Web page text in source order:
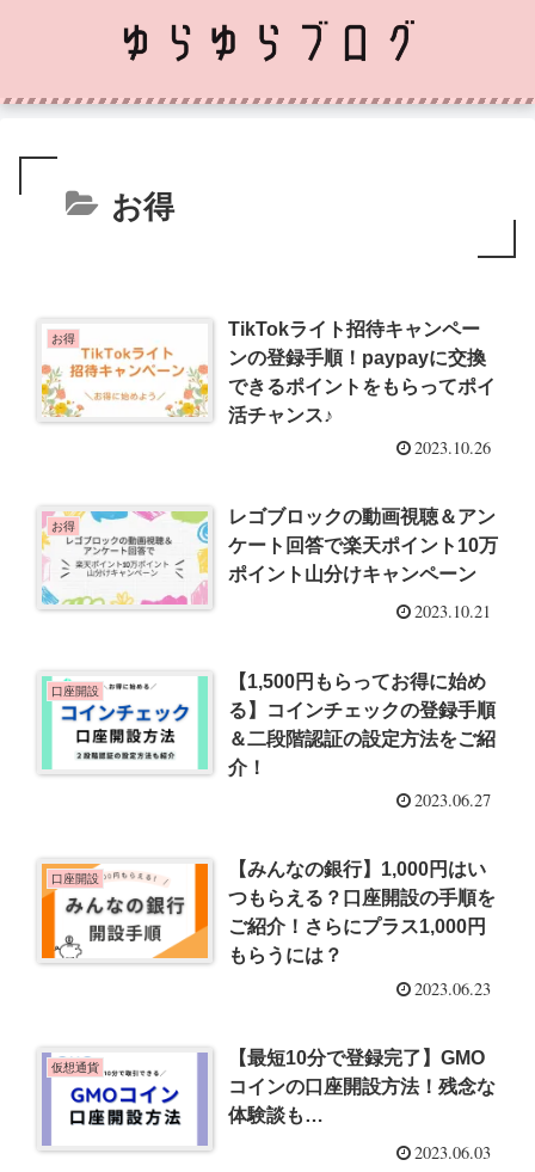
お得
お得
TikTokライト招待キャンペー
ンの登録手順！paypayに交換
できるポイントをもらってポイ
活チャンス♪
2023.10.26
お得
レゴブロックの動画視聴＆アン
ケート回答で楽天ポイント10万
ポイント山分けキャンペーン
2023.10.21
口座開設
【1,500円もらってお得に始め
る】コインチェックの登録手順
＆二段階認証の設定方法をご紹
介！
2023.06.27
口座開設
【みんなの銀行】1,000円はい
つもらえる？口座開設の手順を
ご紹介！さらにプラス1,000円
もらうには？
2023.06.23
仮想通貨
【最短10分で登録完了】GMO
コインの口座開設方法！残念な
体験談も…
2023.06.03